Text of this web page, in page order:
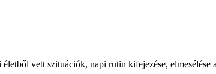
vett szituációk, napi rutin kifejezése,